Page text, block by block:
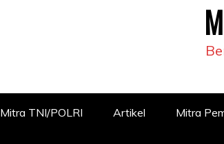
Mitra TNI/POLRI Artikel Mitra